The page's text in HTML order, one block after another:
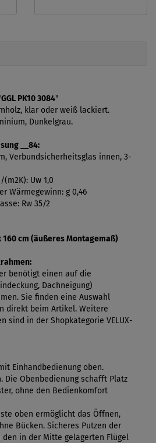
GGL PK10 3084"
klar oder weiß lackiert.
Dunkelgrau.
__84:
Verbundsicherheitsglas innen, 3-
Uw 1,0
Wärmegewinn: g 0,46
Rw 35/2
160 cm (äußeres Montagemaß)
benötigt einen auf die
Dachneigung)
Sie finden eine Auswahl
direkt beim Artikel. Weitere
sind in der Shopkategorie VELUX-
Einhandbedienung oben.
Die Obenbedienung schafft Platz
ohne den Bedienkomfort
oben ermöglicht das Öffnen,
Bücken. Sicheres Putzen der
in der Mitte gelagerten Flügel